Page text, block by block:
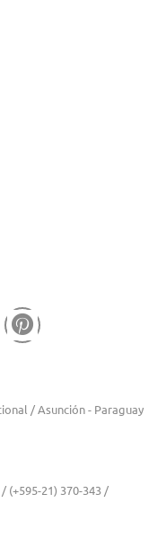
/ Asunción - Paraguay
(+595-21) 370-343 /